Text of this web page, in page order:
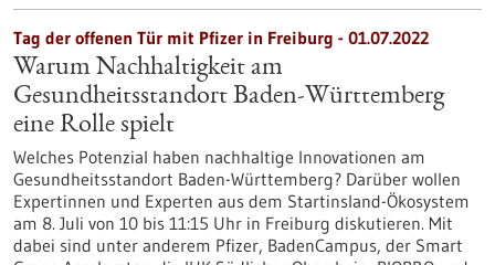
Tag der offenen Tür mit Pfizer in Freiburg - 01.07.2022
Warum Nachhaltigkeit am
Gesundheitsstandort Baden-Württemberg
eine Rolle spielt
Welches Potenzial haben nachhaltige Innovationen am
Gesundheitsstandort Baden-Württemberg? Darüber wollen
Expertinnen und Experten aus dem Startinsland-Ökosystem
am 8. Juli von 10 bis 11:15 Uhr in Freiburg diskutieren. Mit
dabei sind unter anderem Pfizer, BadenCampus, der Smart